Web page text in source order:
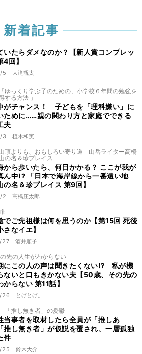
新着記事
いたらダメなのか？【新人賞コンプレッ
回】
5 大滝瓶太
ゆっくり学ぶ子のための、小学校６年間の勉強を
する方法 」
がチャンス！ 子どもを「理科嫌い」に
ために……親の関わり方と家庭でできる
夫
3 植木和実
頂よりも、おもしろい寄り道 山岳ライター高橋
の名＆珍プレイス
から歩いたら、何日かかる？ ここが我が
ん中!? 「日本で海岸線から一番遠い地
の名＆珍プレイス 第9回】
2 高橋庄太郎
でご先祖様は何を思うのか【第15回 死後
さなイエ】
27 酒井順子
先の人生がわからない
にこの人の声は聞きたくない⁉ 私が機
ないと口もきかない夫【50歳、その先の
からない 第11話】
26 とげとげ。
「推し無き者」の憂鬱
当事者を取材したら全員が「推しあ
推し無き者」が仮説を覆され、一層孤独
件
25 鈴木大介